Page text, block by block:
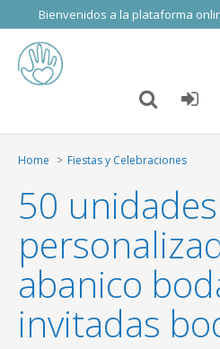
Bienvenidos a la plataforma
Home Fiestas y Celebraciones
50
abanico
invitadas